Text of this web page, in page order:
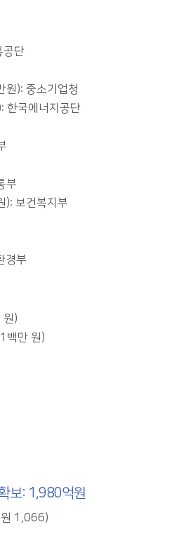
공단
원): 중소기업청
한국에너지공단
부
): 보건복지부
경부
원)
백만 원)
보: 1,980억원
1,066)